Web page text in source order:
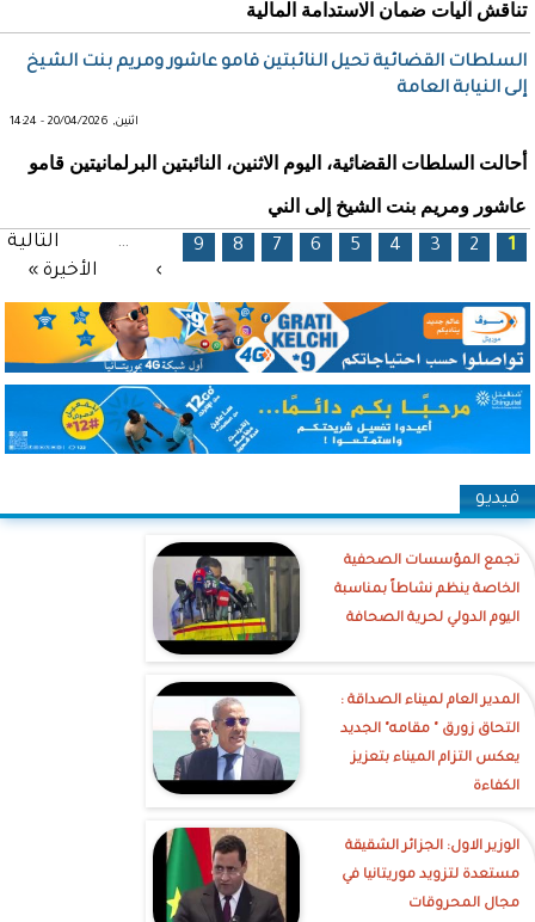
تناقش آليات ضمان الاستدامة المالية
السلطات القضائية تحيل النائبتين قامو عاشور ومريم بنت الشيخ
إلى النيابة العامة
اثنين, 20/04/2026 - 14:24
أحالت السلطات القضائية، اليوم الاثنين، النائبتين البرلمانيتين قامو
عاشور ومريم بنت الشيخ إلى الني
الصفحات
1
2
3
4
5
6
7
8
9
…
التالية
›
الأخيرة »
فيديو
تجمع المؤسسات الصحفية
الخاصة ينظم نشاطاً بمناسبة
اليوم الدولي لحرية الصحافة
‎المدير العام لميناء الصداقة :
التحاق زورق " مقامه" الجديد
يعكس التزام الميناء بتعزيز
الكفاءة
الوزير الاول: الجزائر الشقيقة
مستعدة لتزويد موريتانيا في
مجال المحروقات